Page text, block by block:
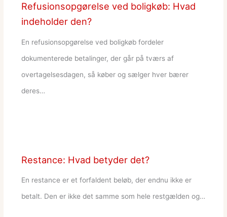
Refusionsopgørelse ved boligkøb: Hvad
indeholder den?
En refusionsopgørelse ved boligkøb fordeler
dokumenterede betalinger, der går på tværs af
overtagelsesdagen, så køber og sælger hver bærer
deres…
Restance: Hvad betyder det?
En restance er et forfaldent beløb, der endnu ikke er
betalt. Den er ikke det samme som hele restgælden og…